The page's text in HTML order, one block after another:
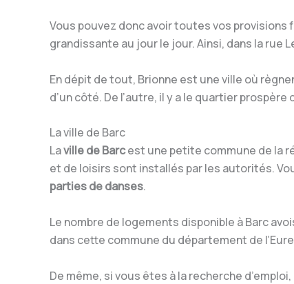
Vous pouvez donc avoir toutes vos
grandissante au jour le jour. Ainsi, dans la rue
En dépit de tout, Brionne est une ville où
d’un côté. De l’autre, il y a le quartier prospère
La ville de Barc
Laville de Barcest une petite commune de la
et de loisirs sont installés par les autorités.
parties de danses.
Le nombre de logements disponible à Barc
dans cette commune du département de
De même, si vous êtes à la recherche